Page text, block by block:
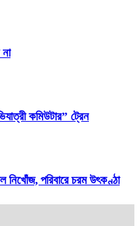
কমিউটার” ট্রেন
নিখোঁজ, পরিবারে চরম উৎকণ্ঠা